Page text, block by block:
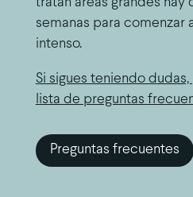
tratan áreas grandes hay
semanas para comenzar
intenso.
Si sigues teniendo
lista de preguntas
Preguntas frecuentes